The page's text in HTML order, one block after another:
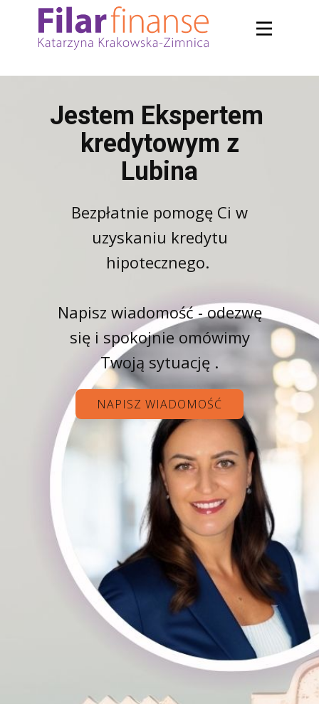
Jestem Ekspertem
kredytowym z
Lubina
Bezpłatnie pomogę Ci w
uzyskaniu kredytu
hipotecznego.
Napisz wiadomość - odezwę
się i spokojnie omówimy
Twoją sytuację .
NAPISZ WIADOMOŚĆ